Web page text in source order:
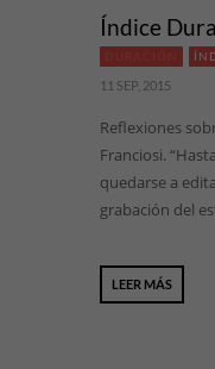
Índice
11 SEP, 2015
Reflexiones
Franciosi.
quedarse a
grabación del
LEER MÁS